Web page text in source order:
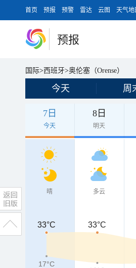
首页 预报 预警 雷达 云图 天气地
预报
国际>西班牙>奥伦塞（Orense）
今天 周
7日
今天
8日
明天
晴 多云
33°C
33°C
33°C
17°C
17°C